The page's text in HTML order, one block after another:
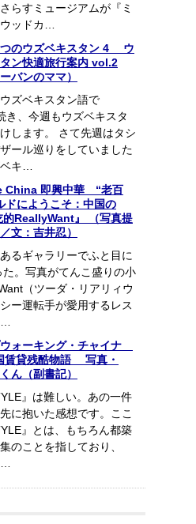
らすミュージアムが『ミ
ッドカ…
つのウズベキスタン 4 ウ
ン快適旅行案内 vol.2
バンのママ）
ズベキスタン語で
き、今週もウズベキスタ
します。 さて先週はタシ
ール巡りをしていました
キ…
China 即興中華 “老百
ドにようこそ：中国の
的ReallyWant』 （写真提
文：吉井忍）
るギャラリーでふと目に
た。写真がてんこ盛りの小
（ツーダ・リアリィウ
ー運転手が愛用するレス
ォーキング・チャイナ
貸残酷物語 写真・
ん（副書記）
』は難しい。あの一件
に抱いた感想です。ここ
』とは、もちろん都築
のことを指しており、